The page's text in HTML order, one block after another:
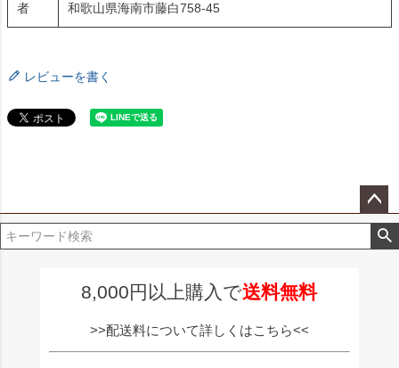
者
和歌山県海南市藤白758-45
レビューを書く
ペー
ジト
8,000円以上購入で送料無料
>>配送料について詳しくはこちら<<